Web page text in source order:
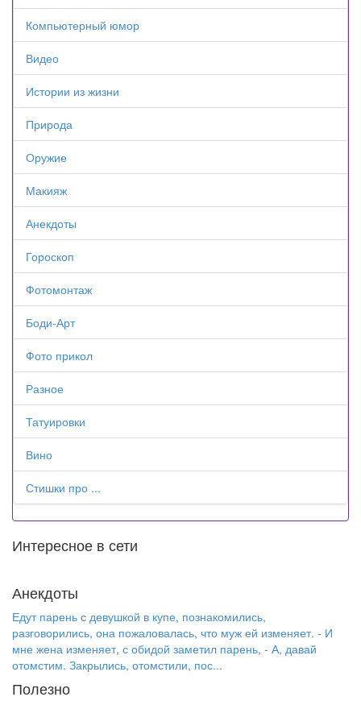
Компьютерный юмор
Видео
Истории из жизни
Природа
Оружие
Макияж
Анекдоты
Гороскоп
Фотомонтаж
Боди-Арт
Фото прикол
Разное
Татуировки
Вино
Стишки про ...
Интересное в сети
Анекдоты
Едут парень с девушкой в купе, познакомились,
разговорились, она пожаловалась, что муж ей изменяет. - И
мне жена изменяет, с обидой заметил парень, - А, давай
отомстим. Закрылись, отомстили, пос...
Полезно